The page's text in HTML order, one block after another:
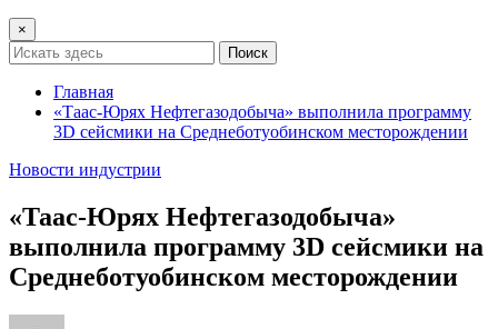
×
Поиск
Главная
«Таас-Юрях Нефтегазодобыча» выполнила программу
3D сейсмики на Среднеботуобинском месторождении
Новости индустрии
«Таас-Юрях Нефтегазодобыча»
выполнила программу 3D сейсмики на
Среднеботуобинском месторождении